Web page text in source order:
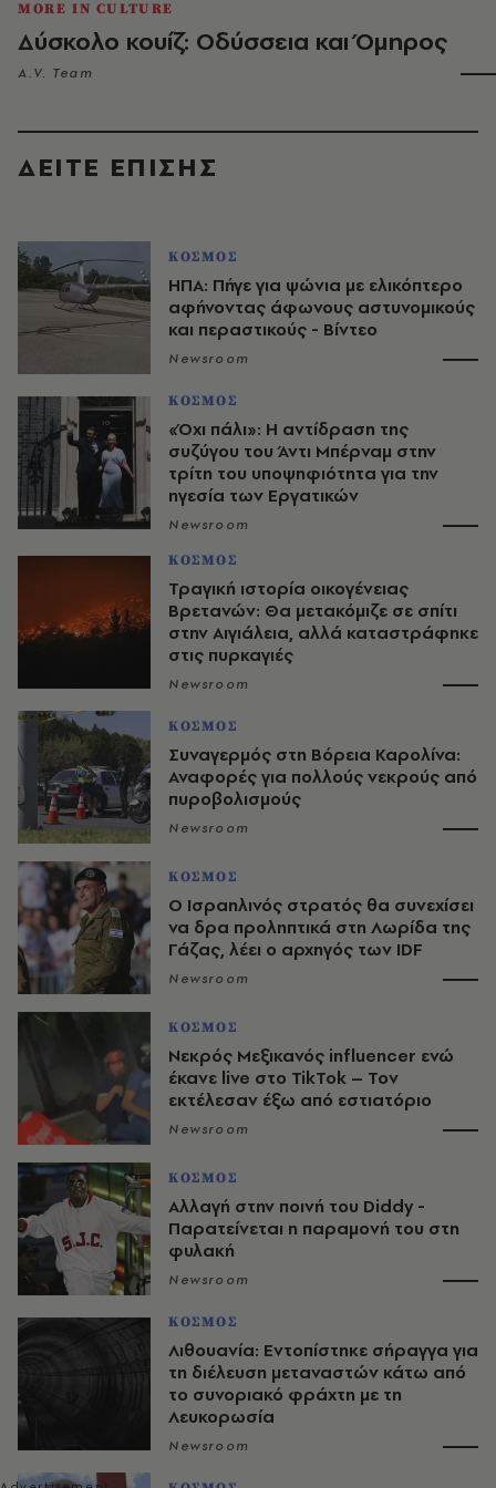
MORE IN CULTURE
Δύσκολο κουίζ: Οδύσσεια και Όμηρος
A.V. Team
ΔΕΙΤΕ ΕΠΙΣΗΣ
ΚΟΣΜΟΣ
ΗΠΑ: Πήγε για ψώνια με ελικόπτερο
αφήνοντας άφωνους αστυνομικούς
και περαστικούς - Βίντεο
Newsroom
ΚΟΣΜΟΣ
«Όχι πάλι»: Η αντίδραση της
συζύγου του Άντι Μπέρναμ στην
τρίτη του υποψηφιότητα για την
ηγεσία των Εργατικών
Newsroom
ΚΟΣΜΟΣ
Τραγική ιστορία οικογένειας
Βρετανών: Θα μετακόμιζε σε σπίτι
στην Αιγιάλεια, αλλά καταστράφηκε
στις πυρκαγιές
Newsroom
ΚΟΣΜΟΣ
Συναγερμός στη Βόρεια Καρολίνα:
Αναφορές για πολλούς νεκρούς από
πυροβολισμούς
Newsroom
ΚΟΣΜΟΣ
Ο Ισραηλινός στρατός θα συνεχίσει
να δρα προληπτικά στη Λωρίδα της
Γάζας, λέει ο αρχηγός των IDF
Newsroom
ΚΟΣΜΟΣ
Νεκρός Μεξικανός influencer ενώ
έκανε live στο TikTok – Τον
εκτέλεσαν έξω από εστιατόριο
Newsroom
ΚΟΣΜΟΣ
Αλλαγή στην ποινή του Diddy -
Παρατείνεται η παραμονή του στη
φυλακή
Newsroom
ΚΟΣΜΟΣ
Λιθουανία: Εντοπίστηκε σήραγγα για
τη διέλευση μεταναστών κάτω από
το συνοριακό φράχτη με τη
Λευκορωσία
Newsroom